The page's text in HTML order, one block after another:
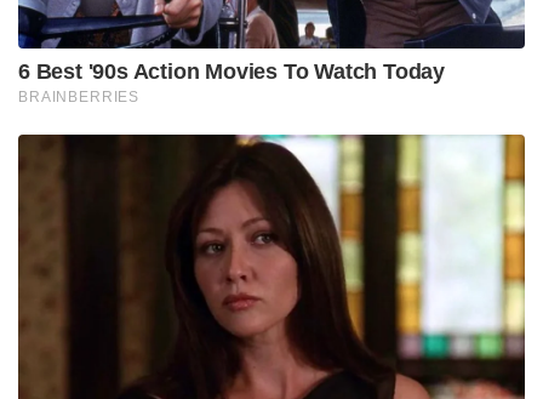
6 Best '90s Action Movies To Watch Today
BRAINBERRIES